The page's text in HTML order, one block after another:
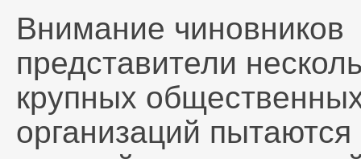
Внимание чиновников
представители
крупных
организаций пытаются